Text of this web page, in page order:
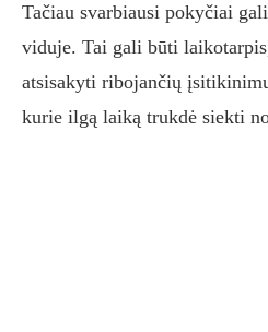
Tačiau svarbiausi pokyčiai
viduje. Tai gali būti
atsisakyti ribojančių
kurie ilgą laiką trukdė siekti